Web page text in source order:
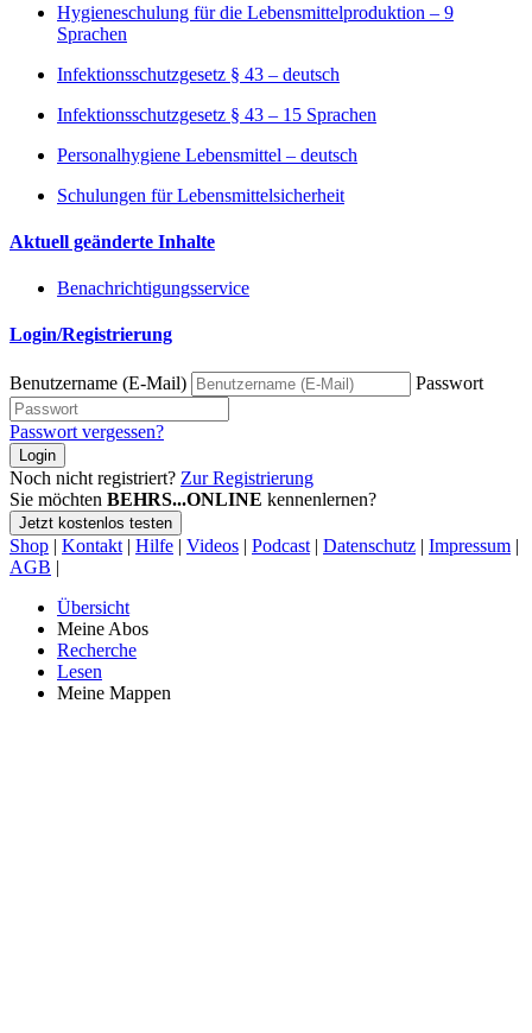
Hygieneschulung für die Lebensmittelproduktion – 9
Sprachen
Infektionsschutzgesetz § 43 – deutsch
Infektionsschutzgesetz § 43 – 15 Sprachen
Personalhygiene Lebensmittel – deutsch
Schulungen für Lebensmittelsicherheit
Aktuell geänderte Inhalte
Benachrichtigungsservice
Login/Registrierung
Benutzername (E-Mail) Passwort
Passwort vergessen?
Login
Noch nicht registriert? Zur Registrierung
Sie möchten BEHRS...ONLINE kennenlernen?
Jetzt kostenlos testen
Shop | Kontakt | Hilfe | Videos | Podcast | Datenschutz | Impressum |
AGB |
Übersicht
Meine Abos
Recherche
Lesen
Meine Mappen